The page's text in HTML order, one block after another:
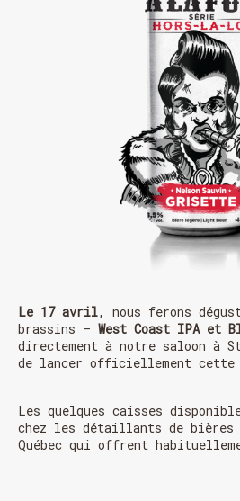
Le 17 avril, nous ferons
brassins – West Coast IPA et
directement à notre saloon à
de lancer officiellement cette
Les quelques caisses
chez les détaillants de bières
Québec qui offrent
HORAIRE DES
OUVERT 26 et 27 déc.
OUVERT 28 et 29 déc.
OUVERT 30 déc. de
FERMÉ 31 déc. et